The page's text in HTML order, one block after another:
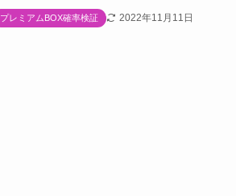
プレミアムBOX確率検証
2022年11月11日